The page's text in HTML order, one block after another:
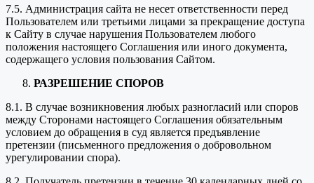
7.5. Администрация сайта не несет ответственности перед
Пользователем или третьими лицами за прекращение доступа
к Сайту в случае нарушения Пользователем любого
положения настоящего Соглашения или иного документа,
содержащего условия пользования Сайтом.
РАЗРЕШЕНИЕ СПОРОВ
8.1. В случае возникновения любых разногласий или споров
между Сторонами настоящего Соглашения обязательным
условием до обращения в суд является предъявление
претензии (письменного предложения о добровольном
урегулировании спора).